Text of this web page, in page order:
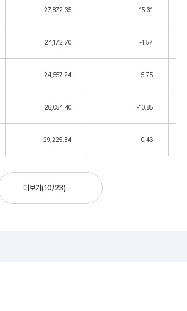
27,872.35 15.31
24,172.70 -1.57
24,557.24 -5.75
26,054.40 -10.85
29,225.34 0.46
더보기 (10/23)